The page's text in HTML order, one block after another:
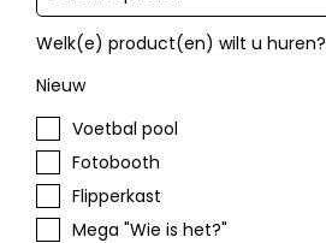
Welk(e) product(en) wilt u huren?
Nieuw
Voetbal pool
Fotobooth
Flipperkast
Mega "Wie is het?"